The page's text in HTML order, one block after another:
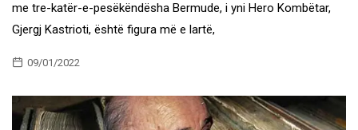
me tre-katër-e-pesëkëndësha Bermude, i yni Hero Kombëtar,
Gjergj Kastrioti, është figura më e lartë,
09/01/2022